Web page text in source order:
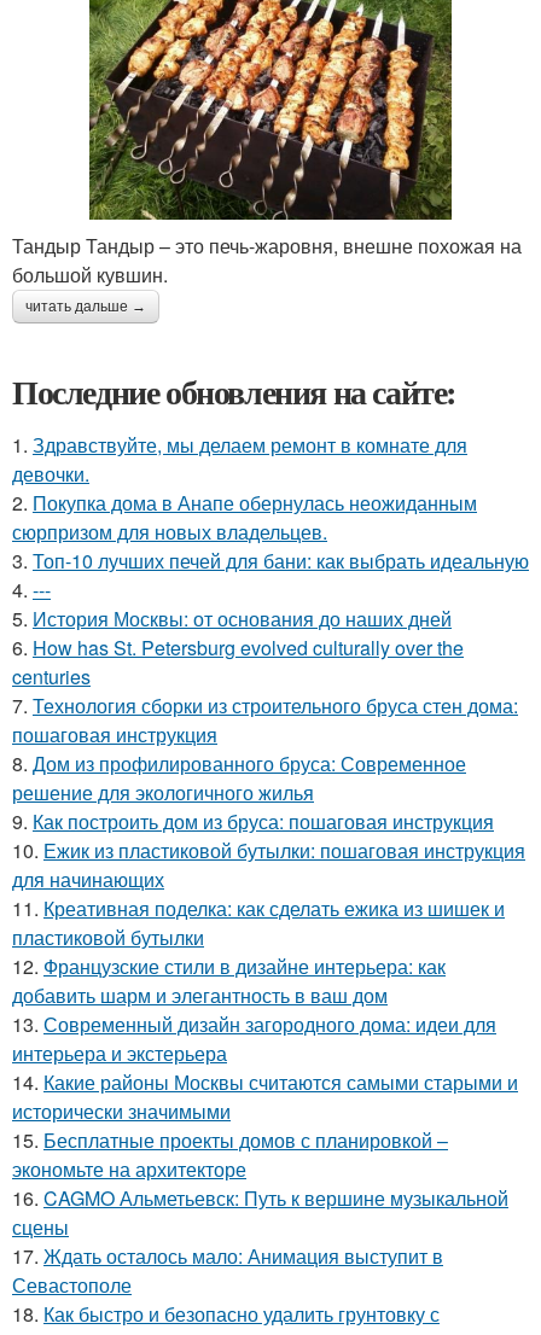
Тандыр Тандыр – это печь-жаровня, внешне похожая на
большой кувшин.
читать дальше →
Последние обновления на сайте:
1. Здравствуйте, мы делаем ремонт в комнате для
девочки.
2. Покупка дома в Анапе обернулась неожиданным
сюрпризом для новых владельцев.
3. Топ-10 лучших печей для бани: как выбрать идеальную
4. ---
5. История Москвы: от основания до наших дней
6. How has St. Petersburg evolved culturally over the
centuries
7. Технология сборки из строительного бруса стен дома:
пошаговая инструкция
8. Дом из профилированного бруса: Современное
решение для экологичного жилья
9. Как построить дом из бруса: пошаговая инструкция
10. Ежик из пластиковой бутылки: пошаговая инструкция
для начинающих
11. Креативная поделка: как сделать ежика из шишек и
пластиковой бутылки
12. Французские стили в дизайне интерьера: как
добавить шарм и элегантность в ваш дом
13. Современный дизайн загородного дома: идеи для
интерьера и экстерьера
14. Какие районы Москвы считаются самыми старыми и
исторически значимыми
15. Бесплатные проекты домов с планировкой –
экономьте на архитекторе
16. CAGMO Альметьевск: Путь к вершине музыкальной
сцены
17. Ждать осталось мало: Анимация выступит в
Севастополе
18. Как быстро и безопасно удалить грунтовку с